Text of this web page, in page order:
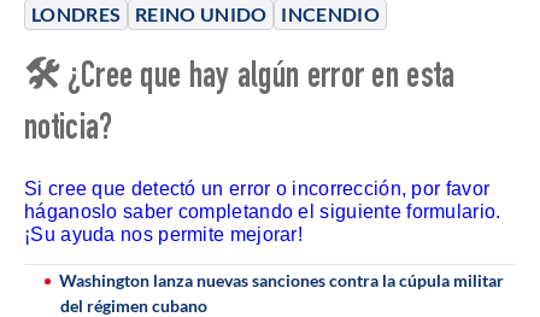
LONDRES REINO UNIDO INCENDIO
🛠 ¿Cree que hay algún error en esta
noticia?
Si cree que detectó un error o incorrección, por favor
háganoslo saber completando el siguiente formulario.
¡Su ayuda nos permite mejorar!
Washington lanza nuevas sanciones contra la cúpula militar
del régimen cubano